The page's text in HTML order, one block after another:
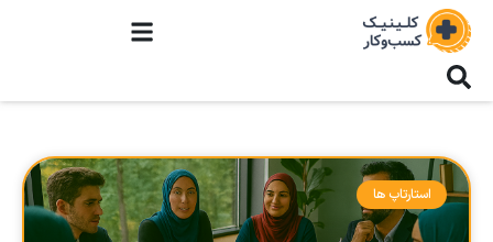
استارتاپ ها